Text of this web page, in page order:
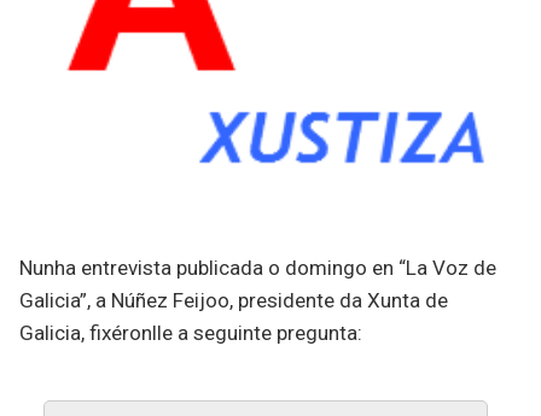
Nunha entrevista publicada o domingo en “La Voz de
Galicia”, a Núñez Feijoo, presidente da Xunta de
Galicia, fixéronlle a seguinte pregunta: